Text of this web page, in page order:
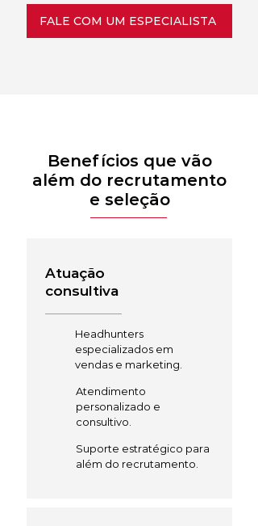
FALE COM UM ESPECIALISTA
Benefícios que vão
além do recrutamento
e seleção
Atuação
consultiva
Headhunters
especializados em
vendas e marketing.
Atendimento
personalizado e
consultivo.
Suporte estratégico para
além do recrutamento.